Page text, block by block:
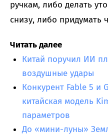
ручкам, либо делать
снизу, либо придумать
Читать далее
Китай поручил ИИ
воздушные удары
Конкурент Fable 5 и
китайская модель
параметров
До «мини-луны»